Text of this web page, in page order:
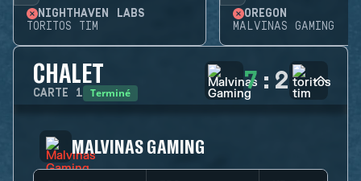
NIGHTHAVEN LABS
TORITOS TIM
OREGON
MALVINAS GAMING
CHALET
CARTE 1 Terminé 7 : 2
MALVINAS GAMING